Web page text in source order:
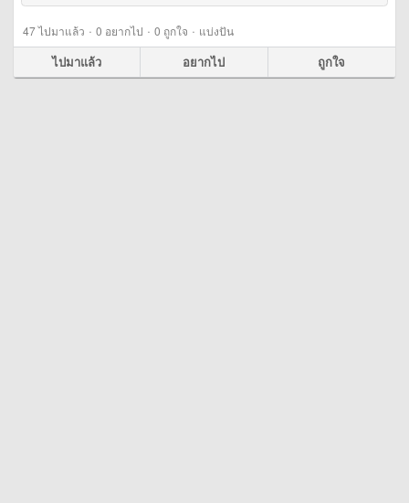
47ไปมาแล้ว · 0 อยากไป · 0 ถูกใจ · แบ่งปัน
ไปมาแล้ว อยากไป ถูกใจ